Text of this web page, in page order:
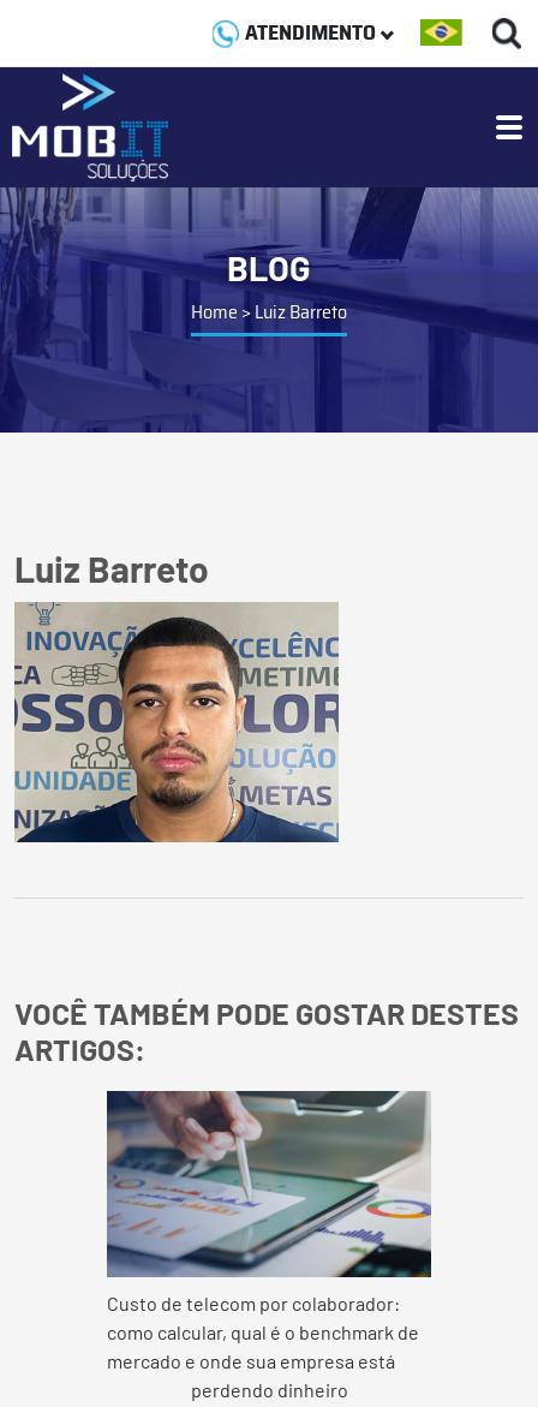
ATENDIMENTO
BLOG
Home > Luiz Barreto
Luiz Barreto
VOCÊ TAMBÉM PODE GOSTAR DESTES
ARTIGOS:
Custo de telecom por colaborador:
como calcular, qual é o benchmark de
mercado e onde sua empresa está
perdendo dinheiro